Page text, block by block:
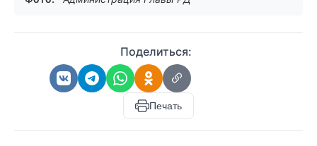
Поделиться:
Печать